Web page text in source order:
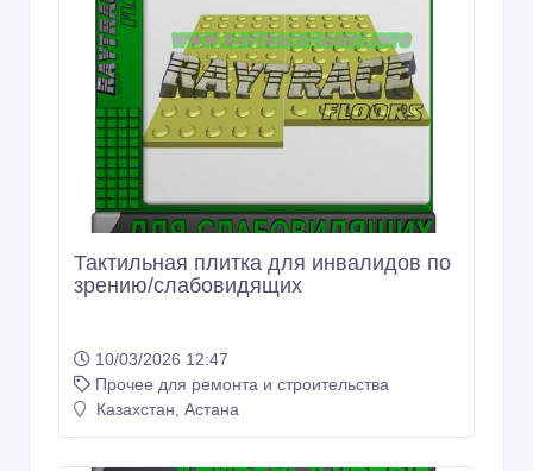
Тактильная плитка для инвалидов по
зрению/слабовидящих
10/03/2026 12:47
Прочее для ремонта и строительства
Казахстан, Астана